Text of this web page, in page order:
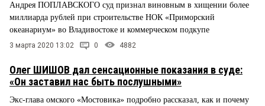
Андрея ПОПЛАВСКОГО суд признал виновным в хищении более
миллиарда рублей при строительстве НОК «Приморский
океанариум» во Владивостоке и коммерческом подкупе
3 марта 2020 13:02 0 4882
Олег ШИШОВ дал сенсационные показания в суде:
«Он заставил нас быть послушными»
Экс-глава омского «Мостовика» подробно рассказал, как и почему